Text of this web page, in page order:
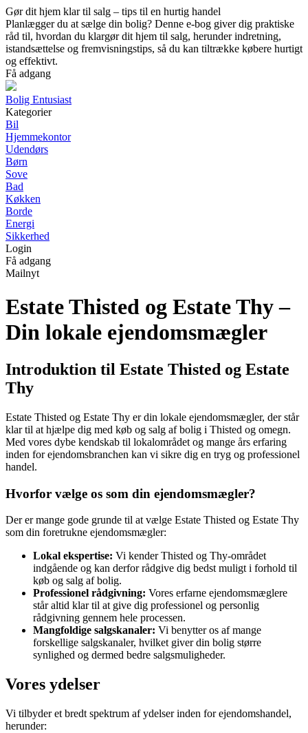
Gør dit hjem klar til salg – tips til en hurtig handel
Planlægger du at sælge din bolig? Denne e-bog giver dig praktiske
råd til, hvordan du klargør dit hjem til salg, herunder indretning,
istandsættelse og fremvisningstips, så du kan tiltrække købere hurtigt
og effektivt.
Få adgang
Bolig Entusiast
Kategorier
Bil
Hjemmekontor
Udendørs
Børn
Sove
Bad
Køkken
Borde
Energi
Sikkerhed
Login
Få adgang
Mailnyt
Estate Thisted og Estate Thy –
Din lokale ejendomsmægler
Introduktion til Estate Thisted og Estate
Thy
Estate Thisted og Estate Thy er din lokale ejendomsmægler, der står
klar til at hjælpe dig med køb og salg af bolig i Thisted og omegn.
Med vores dybe kendskab til lokalområdet og mange års erfaring
inden for ejendomsbranchen kan vi sikre dig en tryg og professionel
handel.
Hvorfor vælge os som din ejendomsmægler?
Der er mange gode grunde til at vælge Estate Thisted og Estate Thy
som din foretrukne ejendomsmægler:
Lokal ekspertise: Vi kender Thisted og Thy-området
indgående og kan derfor rådgive dig bedst muligt i forhold til
køb og salg af bolig.
Professionel rådgivning: Vores erfarne ejendomsmæglere
står altid klar til at give dig professionel og personlig
rådgivning gennem hele processen.
Mangfoldige salgskanaler: Vi benytter os af mange
forskellige salgskanaler, hvilket giver din bolig større
synlighed og dermed bedre salgsmuligheder.
Vores ydelser
Vi tilbyder et bredt spektrum af ydelser inden for ejendomshandel,
herunder: